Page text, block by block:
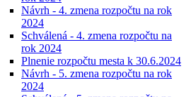
Návrh - 4. zmena rozpočtu na rok
2024
Schválená - 4. zmena rozpočtu na
rok 2024
Plnenie rozpočtu mesta k 30.6.2024
Návrh - 5. zmena rozpočtu na rok
2024